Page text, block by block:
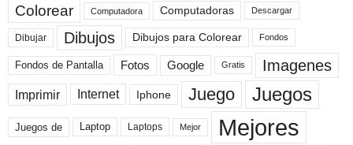
Colorear Computadora Computadoras Descargar
Dibujar Dibujos Dibujos para Colorear Fondos
Fondos de Pantalla Fotos Google Gratis Imagenes
Imprimir Internet Iphone Juego Juegos
Juegos de Laptop Laptops Mejor Mejores